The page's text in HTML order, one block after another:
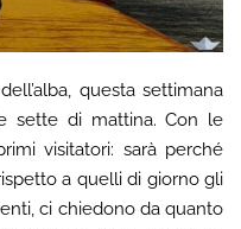
questa settimana
sette di mattina. Con le
visitatori: sarà perché
a quelli di giorno gli
ci chiedono da quanto